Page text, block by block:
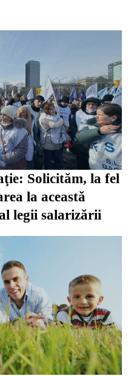
Solicităm, la fel
la această
legii salarizării